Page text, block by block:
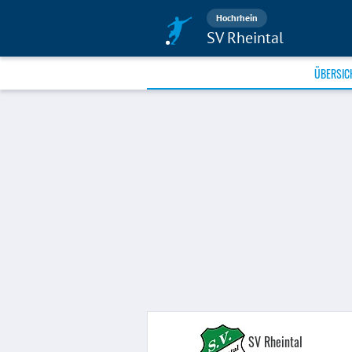
Hochrhein
SV Rheintal
SV Rheintal